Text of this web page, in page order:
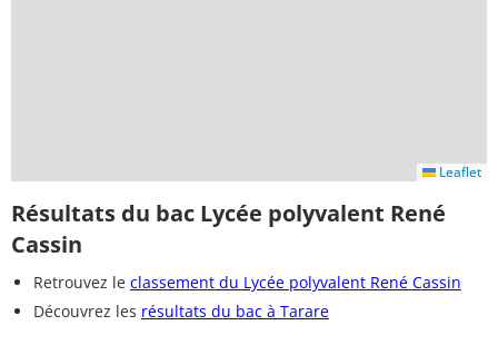
Leaflet
Résultats du bac Lycée polyvalent René
Cassin
Retrouvez le classement du Lycée polyvalent René Cassin
Découvrez les résultats du bac à Tarare